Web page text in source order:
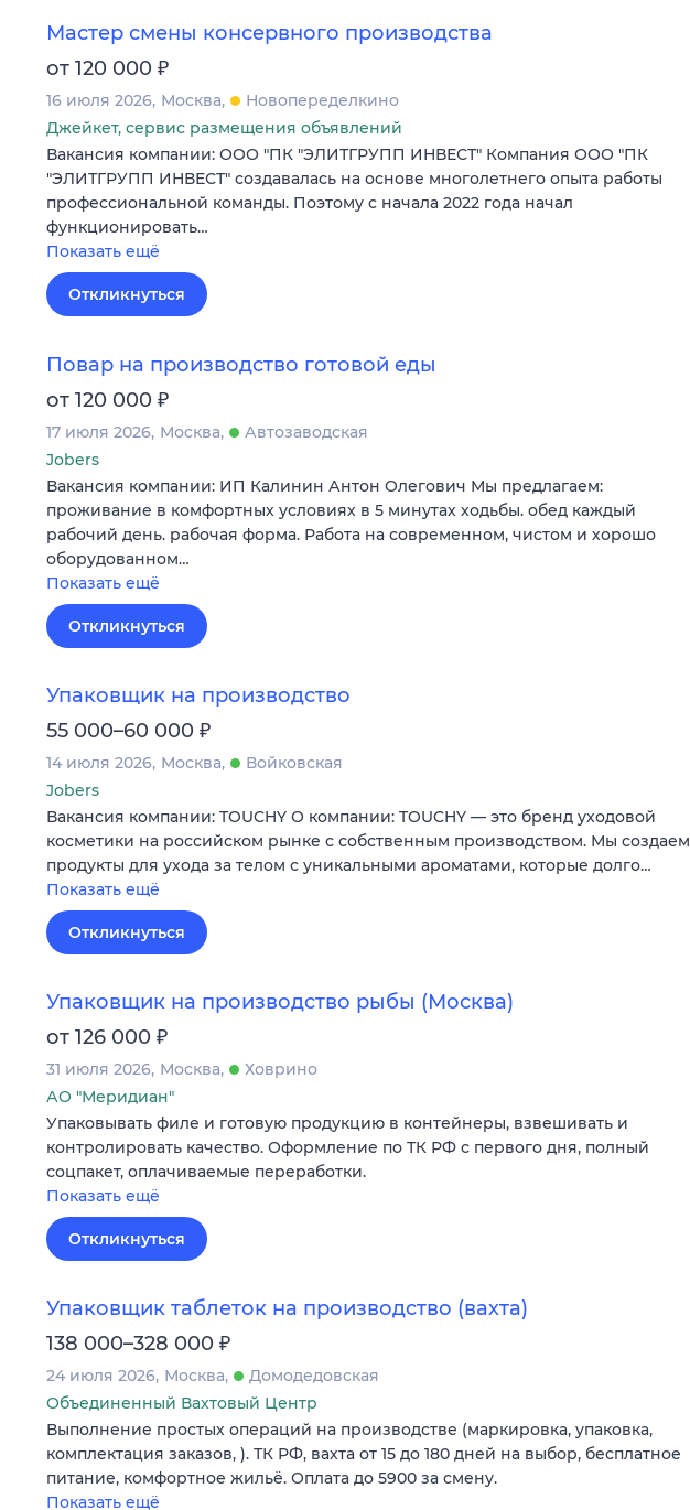
Мастер смены консервного производства
от 120 000 ₽
16 июля 2026 Москва
Новопеределкино
Джейкет, сервис размещения объявлений
Вакансия компании: ООО "ПК "ЭЛИТГРУПП ИНВЕСТ" Компания ООО "ПК
"ЭЛИТГРУПП ИНВЕСТ" создавалась на основе многолетнего опыта работы
профессиональной команды. Поэтому с начала 2022 года начал
функционировать…
Показать ещё
Откликнуться
Повар на производство готовой еды
от 120 000 ₽
17 июля 2026 Москва
Автозаводская
Jobers
Вакансия компании: ИП Калинин Антон Олегович Мы предлагаем:
проживание в комфортных условиях в 5 минутах ходьбы. обед каждый
рабочий день. рабочая форма. Работа на современном, чистом и хорошо
оборудованном…
Показать ещё
Откликнуться
Упаковщик на производство
55 000–60 000 ₽
14 июля 2026 Москва
Войковская
Jobers
Вакансия компании: TOUCHY О компании: TOUCHY — это бренд уходовой
косметики на российском рынке с собственным производством. Мы создаем
продукты для ухода за телом с уникальными ароматами, которые долго…
Показать ещё
Откликнуться
Упаковщик на производство рыбы (Москва)
от 126 000 ₽
31 июля 2026 Москва
Ховрино
АО "Меридиан"
Упаковывать филе и готовую продукцию в контейнеры, взвешивать и
контролировать качество. Оформление по ТК РФ с первого дня, полный
соцпакет, оплачиваемые переработки.
Показать ещё
Откликнуться
Упаковщик таблеток на производство (вахта)
138 000–328 000 ₽
24 июля 2026 Москва
Домодедовская
Объединенный Вахтовый Центр
Выполнение простых операций на производстве (маркировка, упаковка,
комплектация заказов, ). ТК РФ, вахта от 15 до 180 дней на выбор, бесплатное
питание, комфортное жильё. Оплата до 5900 за смену.
Показать ещё